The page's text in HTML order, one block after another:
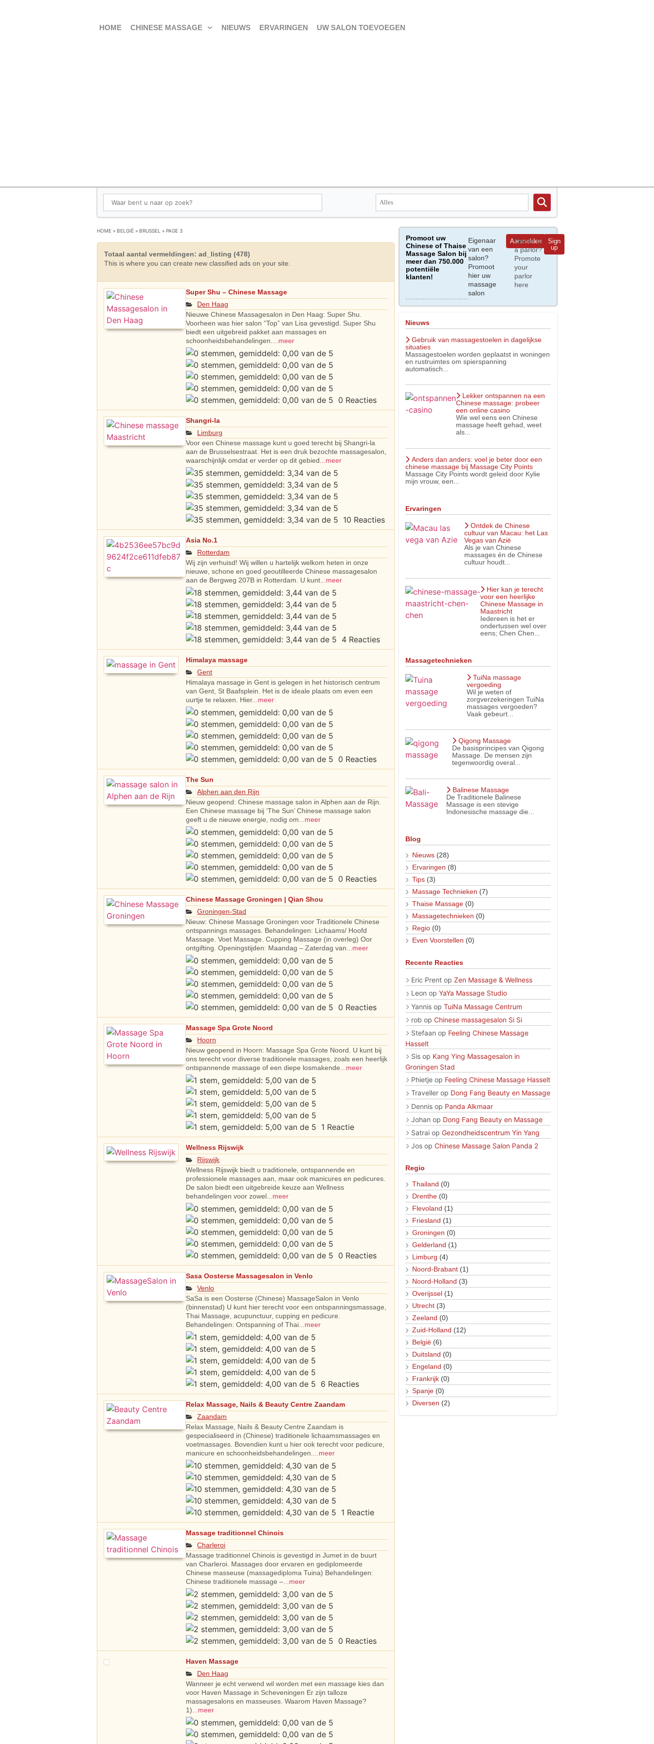
HOME CHINESE MASSAGE NIEUWS ERVARINGEN UW SALON TOEVOEGEN
HOME » BELGIË » BRUSSEL » PAGE 3
Totaal aantal vermeldingen: ad_listing (478)
This is where you can create new classified ads on your site.
Super Shu – Chinese Massage
Den Haag
Nieuwe Chinese Massagesalon in Den Haag: Super Shu.
Voorheen was hier salon “Top” van Lisa gevestigd. Super Shu
biedt een uitgebreid pakket aan massages en
schoonheidsbehandelingen....meer
0 Reacties
Shangri-la
Limburg
Voor een Chinese massage kunt u goed terecht bij Shangri-la
aan de Brusselsestraat. Het is een druk bezochte massagesalon,
waarschijnlijk omdat er verder op dit gebied...meer
10 Reacties
Asia No.1
Rotterdam
Wij zijn verhuisd! Wij willen u hartelijk welkom heten in onze
nieuwe, schone en goed geoutilleerde Chinese massagesalon
aan de Bergweg 207B in Rotterdam. U kunt...meer
4 Reacties
Himalaya massage
Gent
Himalaya massage in Gent is gelegen in het historisch centrum
van Gent, St Baafsplein. Het is de ideale plaats om even een
uurtje te relaxen. Hier...meer
0 Reacties
The Sun
Alphen aan den Rijn
Nieuw geopend: Chinese massage salon in Alphen aan de Rijn.
Een Chinese massage bij ‘The Sun’ Chinese massage salon
geeft u de nieuwe energie, nodig om...meer
0 Reacties
Chinese Massage Groningen | Qian Shou
Groningen-Stad
Nieuw: Chinese Massage Groningen voor Traditionele Chinese
ontspannings massages. Behandelingen: Lichaams/ Hoofd
Massage. Voet Massage. Cupping Massage (in overleg) Oor
ontgifting. Openingstijden: Maandag – Zaterdag van...meer
0 Reacties
Massage Spa Grote Noord
Hoorn
Nieuw geopend in Hoorn: Massage Spa Grote Noord. U kunt bij
ons terecht voor diverse traditionele massages, zoals een heerlijk
ontspannende massage of een diepe losmakende...meer
1 Reactie
Wellness Rijswijk
Rijswijk
Wellness Rijswijk biedt u traditionele, ontspannende en
professionele massages aan, maar ook manicures en pedicures.
De salon biedt een uitgebreide keuze aan Wellness
behandelingen voor zowel...meer
0 Reacties
Sasa Oosterse Massagesalon in Venlo
Venlo
SaSa is een Oosterse (Chinese) MassageSalon in Venlo
(binnenstad) U kunt hier terecht voor een ontspanningsmassage,
Thai Massage, acupunctuur, cupping en pedicure.
Behandelingen: Ontspanning of Thai...meer
6 Reacties
Relax Massage, Nails & Beauty Centre Zaandam
Zaandam
Relax Massage, Nails & Beauty Centre Zaandam is
gespecialiseerd in (Chinese) traditionele lichaamsmassages en
voetmassages. Bovendien kunt u hier ook terecht voor pedicure,
manicure en schoonheidsbehandelingen....meer
1 Reactie
Massage traditionnel Chinois
Charleroi
Massage traditionnel Chinois is gevestigd in Jumet in de buurt
van Charleroi. Massages door ervaren en gediplomeerde
Chinese masseuse (massagediploma Tuina) Behandelingen:
Chinese traditionele massage –...meer
0 Reacties
Haven Massage
Den Haag
Wanneer je echt verwend wil worden met een massage kies dan
voor Haven Massage in Scheveningen Er zijn talloze
massagesalons en masseuses. Waarom Haven Massage?
1)...meer
Promoot uw
Chinese of Thaise
Massage Salon bij
meer dan 750.000
potentiële
klanten!
Eigenaar
van een
salon?
Promoot
hier uw
massage
salon
Aanmelden
Owner of
a parlor?
Promote
your
parlor
here
Sign
up
Nieuws
Gebruik van massagestoelen in dagelijkse
situaties
Massagestoelen worden geplaatst in woningen
en rustruimtes om spierspanning
automatisch...
Lekker ontspannen na een
Chinese massage: probeer
een online casino
Wie wel eens een Chinese
massage heeft gehad, weet
als...
Anders dan anders: voel je beter door een
chinese massage bij Massage City Points
Massage City Points wordt geleid door Kylie
mijn vrouw, een...
Ervaringen
Ontdek de Chinese
cultuur van Macau: het Las
Vegas van Azië
Als je van Chinese
massages én de Chinese
cultuur houdt...
Hier kan je terecht
voor een heerlijke
Chinese Massage in
Maastricht
Iedereen is het er
ondertussen wel over
eens; Chen Chen...
Massagetechnieken
TuiNa massage
vergoeding
Wil je weten of
zorgverzekeringen TuiNa
massages vergoeden?
Vaak gebeurt...
Qigong Massage
De basisprincipes van Qigong
Massage. De mensen zijn
tegenwoordig overal...
Balinese Massage
De Traditionele Balinese
Massage is een stevige
Indonesische massage die...
Blog
Nieuws (28)
Ervaringen (8)
Tips (3)
Massage Technieken (7)
Thaise Massage (0)
Massagetechnieken (0)
Regio (0)
Even Voorstellen (0)
Recente Reacties
Eric Prentop Zen Massage & Wellness
Leon op YaYa Massage Studio
Yannisop TuiNa Massage Centrum
rob op Chinese massagesalon Si Si
Stefaan op Feeling Chinese Massage
Hasselt
Sisop Kang Ying Massagesalon in
Groningen Stad
Phietjeop Feeling Chinese Massage Hasselt
Travellerop Dong Fang Beauty en Massage
Dennisop Panda Alkmaar
Johan op Dong Fang Beauty en Massage
Satraiop Gezondheidscentrum Yin Yang
Josop Chinese Massage Salon Panda 2
Regio
Thailand (0)
Drenthe (0)
Flevoland (1)
Friesland (1)
Groningen (0)
Gelderland (1)
Limburg (4)
Noord-Brabant (1)
Noord-Holland (3)
Overijssel (1)
Utrecht (3)
Zeeland (0)
Zuid-Holland (12)
België (6)
Duitsland (0)
Engeland (0)
Frankrijk (0)
Spanje (0)
Diversen (2)